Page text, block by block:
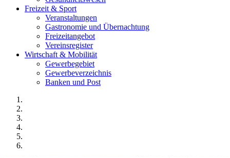
Freizeit & Sport
Veranstaltungen
Gastronomie und Übernachtung
Freizeitangebot
Vereinsregister
Wirtschaft & Mobilität
Gewerbegebiet
Gewerbeverzeichnis
Banken und Post